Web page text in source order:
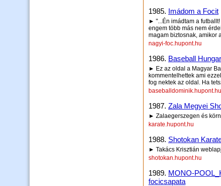
1985. Imádom a Focit
► "...Én imádtam a
engem több más nem
magam biztosnak, amikor
nagyi-foc.hupont.hu
1986. Baseball
► Ez az oldal a Magyar
kommentelhettek ami
fog nektek az oldal. Ha
baseballdominik.hupont.hu
1987. Zala Megyei
► Zalaegerszegen és
karate.hupont.hu
1988. Shotokan
► Takács Krisztián
shotokan.hupont.hu
1989. MONO-
focicsapata